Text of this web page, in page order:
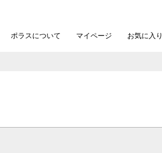
ポラスについて マイページ お気に入り